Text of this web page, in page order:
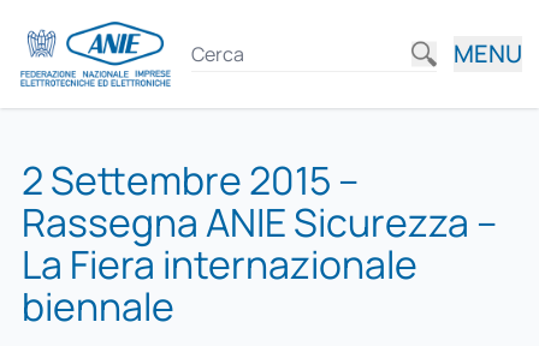
MENU
2 Settembre 2015 –
Rassegna ANIE Sicurezza –
La Fiera internazionale
biennale